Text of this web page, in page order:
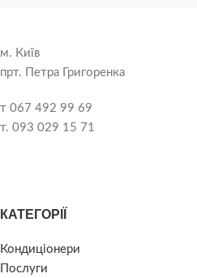
м. Київ
прт. Петра Григоренка
т 067 492 99 69
т. 093 029 15 71
КАТЕГОРІЇ
Кондиціонери
Послуги